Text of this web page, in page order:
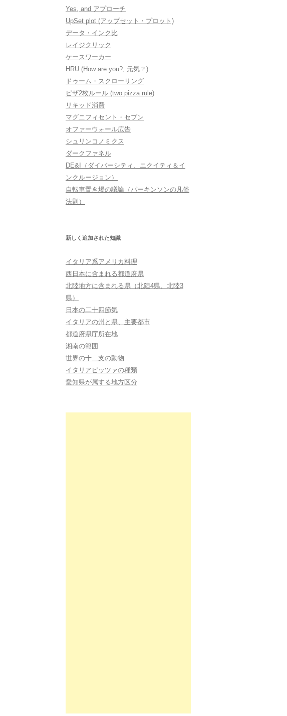
Yes, and アプローチ
UpSet plot (アップセット・プロット)
データ・インク比
レイジクリック
ケースワーカー
HRU (How are you?, 元気？)
ドゥーム・スクローリング
ピザ2枚ルール (two pizza rule)
リキッド消費
マグニフィセント・セブン
オファーウォール広告
シュリンコノミクス
ダークファネル
DE&I（ダイバーシティ、エクイティ＆イ
ンクルージョン）
自転車置き場の議論（パーキンソンの凡俗
法則）
新しく追加された知識
イタリア系アメリカ料理
西日本に含まれる都道府県
北陸地方に含まれる県（北陸4県、北陸3
県）
日本の二十四節気
イタリアの州と県、主要都市
都道府県庁所在地
湘南の範囲
世界の十二支の動物
イタリアピッツァの種類
愛知県が属する地方区分